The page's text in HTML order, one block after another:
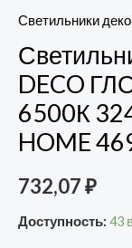
Светильники
DECO
6500К
HOME
732,07₽
Доступность: 43